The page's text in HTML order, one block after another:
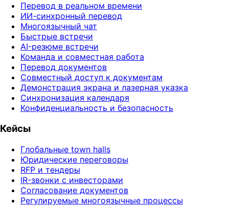
Перевод в реальном времени
ИИ-синхронный перевод
Многоязычный чат
Быстрые встречи
AI-резюме встречи
Команда и совместная работа
Перевод документов
Совместный доступ к документам
Демонстрация экрана и лазерная указка
Синхронизация календаря
Конфиденциальность и безопасность
Кейсы
Глобальные town halls
Юридические переговоры
RFP и тендеры
IR-звонки с инвесторами
Согласование документов
Регулируемые многоязычные процессы